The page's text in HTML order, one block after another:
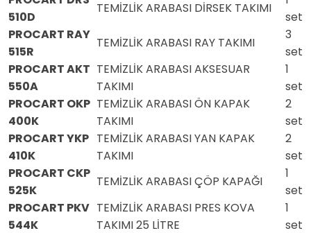
510D
TEMİZLİK ARABASI DİRSEK TAKIMI
set
PROCART RAY
515R
TEMİZLİK ARABASI RAY TAKIMI
3
set
PROCART AKT
550A
TEMİZLİK ARABASI AKSESUAR
TAKIMI
1
set
PROCART OKP
400K
TEMİZLİK ARABASI ÖN KAPAK
TAKIMI
2
set
PROCART YKP
410K
TEMİZLİK ARABASI YAN KAPAK
TAKIMI
2
set
PROCART CKP
525K
TEMİZLİK ARABASI ÇÖP KAPAĞI
1
set
PROCART PKV
544K
TEMİZLİK ARABASI PRES KOVA
TAKIMI 25 LİTRE
1
set